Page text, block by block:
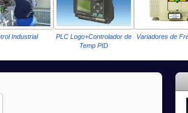
PLC Logo+Controlador de
Variadores de Frecuencia